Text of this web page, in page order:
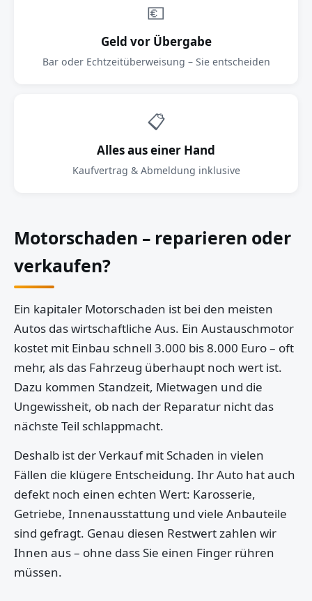
💶
Geld vor Übergabe
Bar oder Echtzeitüberweisung – Sie entscheiden
📋
Alles aus einer Hand
Kaufvertrag & Abmeldung inklusive
Motorschaden – reparieren oder
verkaufen?
Ein kapitaler Motorschaden ist bei den meisten
Autos das wirtschaftliche Aus. Ein Austauschmotor
kostet mit Einbau schnell 3.000 bis 8.000 Euro – oft
mehr, als das Fahrzeug überhaupt noch wert ist.
Dazu kommen Standzeit, Mietwagen und die
Ungewissheit, ob nach der Reparatur nicht das
nächste Teil schlappmacht.
Deshalb ist der Verkauf mit Schaden in vielen
Fällen die klügere Entscheidung. Ihr Auto hat auch
defekt noch einen echten Wert: Karosserie,
Getriebe, Innenausstattung und viele Anbauteile
sind gefragt. Genau diesen Restwert zahlen wir
Ihnen aus – ohne dass Sie einen Finger rühren
müssen.